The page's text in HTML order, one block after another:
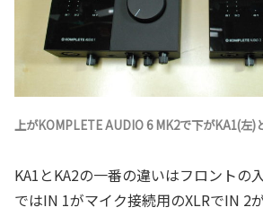
上がKOMPLETE AUDIO 6 MK2で下がKA1(左)
KA1とKA2の一番の違いはフロントの
ではIN 1がマイク接続用のXLRでIN 2